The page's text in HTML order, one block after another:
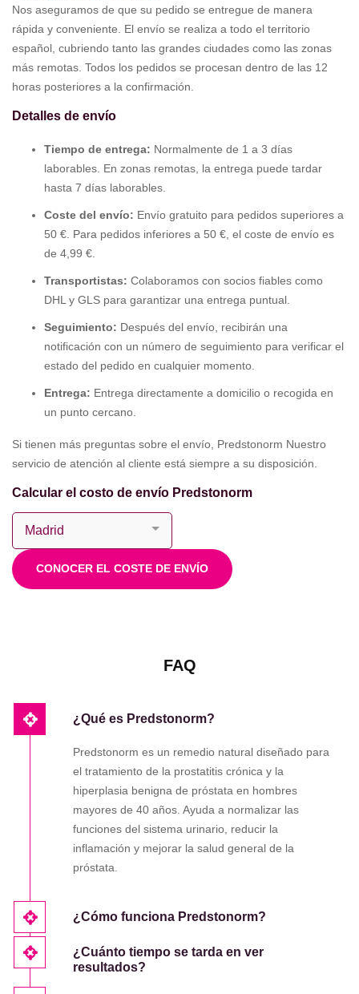
Nos aseguramos de que su pedido se entregue de manera
rápida y conveniente. El envío se realiza a todo el territorio
español, cubriendo tanto las grandes ciudades como las zonas
más remotas. Todos los pedidos se procesan dentro de las 12
horas posteriores a la confirmación.
Detalles de envío
Tiempo de entrega: Normalmente de 1 a 3 días
laborables. En zonas remotas, la entrega puede tardar
hasta 7 días laborables.
Coste del envío: Envío gratuito para pedidos superiores a
50 €. Para pedidos inferiores a 50 €, el coste de envío es
de 4,99 €.
Transportistas: Colaboramos con socios fiables como
DHL y GLS para garantizar una entrega puntual.
Seguimiento: Después del envío, recibirán una
notificación con un número de seguimiento para verificar el
estado del pedido en cualquier momento.
Entrega: Entrega directamente a domicilio o recogida en
un punto cercano.
Si tienen más preguntas sobre el envío, Predstonorm Nuestro
servicio de atención al cliente está siempre a su disposición.
Calcular el costo de envío Predstonorm
CONOCER EL COSTE DE ENVÍO
FAQ
¿Qué es Predstonorm?
Predstonorm es un remedio natural diseñado para
el tratamiento de la prostatitis crónica y la
hiperplasia benigna de próstata en hombres
mayores de 40 años. Ayuda a normalizar las
funciones del sistema urinario, reducir la
inflamación y mejorar la salud general de la
próstata.
¿Cómo funciona Predstonorm?
¿Cuánto tiempo se tarda en ver
resultados?